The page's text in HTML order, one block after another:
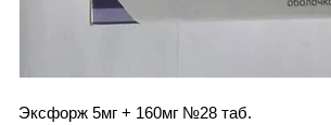
Эксфорж 5мг + 160мг №28 таб.